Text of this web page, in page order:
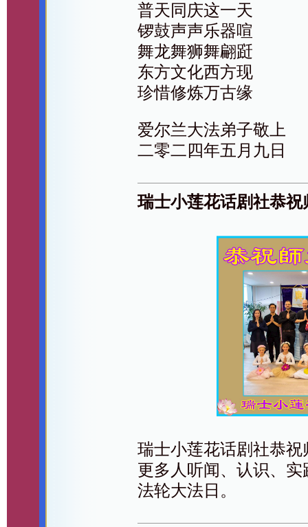
普天同庆这一天
锣鼓声声乐器喧
舞龙舞狮舞翩跹
东方文化西方现
珍惜修炼万古缘
爱尔兰大法弟子敬上
二零二四年五月九日
瑞士小莲花话剧社恭祝
瑞士小莲花话剧社恭
更多人听闻、认识、
法轮大法日。